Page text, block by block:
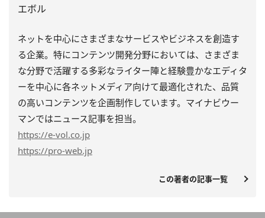
エボル
ネットを中心にさまざまなサービスやビジネスを創造す
る企業。特にコンテンツ開発分野においては、さまざま
な分野で活躍する多彩なライター陣と経験豊かなエディタ
ーを中心に各ネットメディア向けて最適化された、品質
の高いコンテンツを企画制作しています。マイナビウー
マンではニュース記事を担当。
https://e-vol.co.jp
https://pro-web.jp
この著者の記事一覧